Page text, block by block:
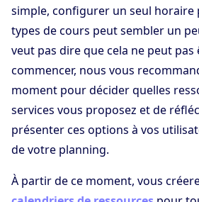
simple, configurer un seul horaire
types de cours peut sembler un
veut pas dire que cela ne peut pas
commencer, nous vous
moment pour décider quelles
services vous proposez et de
présenter ces options à vos
de votre planning.
À partir de ce moment, vous